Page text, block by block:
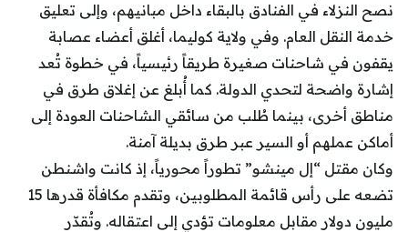
نصح النزلاء في الفنادق بالبقاء داخل مبانيهم، وإلى تعليق
خدمة النقل العام. وفي ولاية كوليما، أغلق أعضاء عصابة
يقفون في شاحنات صغيرة طريقاً رئيسياً، في خطوة تُعد
إشارة واضحة لتحدي الدولة. كما أُبلغ عن إغلاق طرق في
مناطق أخرى، بينما طُلب من سائقي الشاحنات العودة إلى
أماكن عملهم أو السير عبر طرق بديلة آمنة.
وكان مقتل “إل مينشو” تطوراً محورياً، إذ كانت واشنطن
تضعه على رأس قائمة المطلوبين، وتقدم مكافأة قدرها 15
مليون دولار مقابل معلومات تؤدي إلى اعتقاله. وتُقدّر